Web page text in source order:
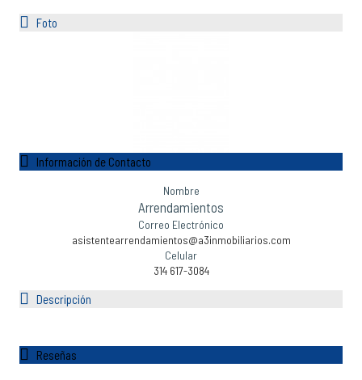
Foto
Información de Contacto
Nombre
Arrendamientos
Correo Electrónico
asistentearrendamientos@a3inmobiliarios.com
Celular
314 617-3084
Descripción
Reseñas